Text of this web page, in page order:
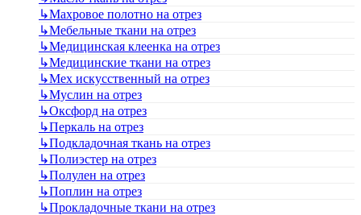
↳Махровое полотно на отрез
↳Мебельные ткани на отрез
↳Медицинская клеенка на отрез
↳Медицинские ткани на отрез
↳Мех искусственный на отрез
↳Муслин на отрез
↳Оксфорд на отрез
↳Перкаль на отрез
↳Подкладочная ткань на отрез
↳Полиэстер на отрез
↳Полулен на отрез
↳Поплин на отрез
↳Прокладочные ткани на отрез